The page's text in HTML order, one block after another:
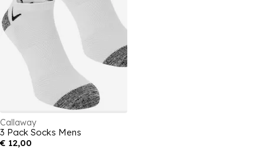
Callaway
3 Pack Socks Mens
€ 12,00